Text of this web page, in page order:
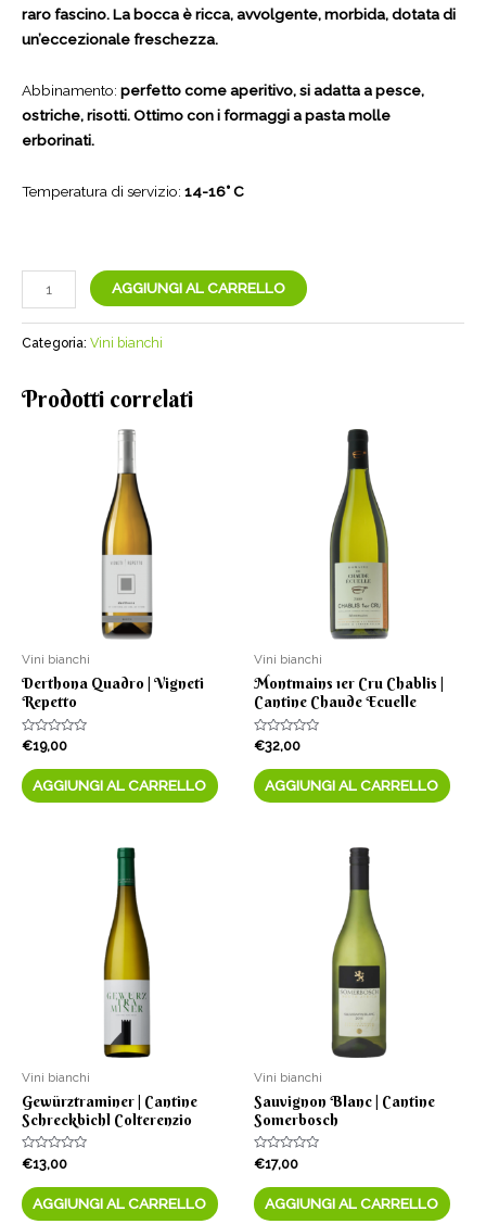
raro fascino. La bocca è ricca, avvolgente, morbida, dotata di
un’eccezionale freschezza.
Abbinamento: perfetto come aperitivo, si adatta a pesce,
ostriche, risotti. Ottimo con i formaggi a pasta molle
erborinati.
Temperatura di servizio: 14-16° C
-
D.O.C.
AGGIUNGI AL CARRELLO
Categoria: Vini bianchi
Prodotti correlati
Vini bianchi
Derthona Quadro | Vigneti
Repetto
Valutato
su
5
€19,00
AGGIUNGI AL CARRELLO
Vini bianchi
Montmains 1er Cru Chablis |
Cantine Chaude Ecuelle
Valutato
su
5
€32,00
AGGIUNGI AL CARRELLO
Vini bianchi
Gewürztraminer | Cantine
Schreckbichl Colterenzio
Valutato
0
su
5
€13,00
AGGIUNGI AL CARRELLO
Vini bianchi
Sauvignon Blanc | Cantine
Somerbosch
Valutato
0
su
5
€17,00
AGGIUNGI AL CARRELLO